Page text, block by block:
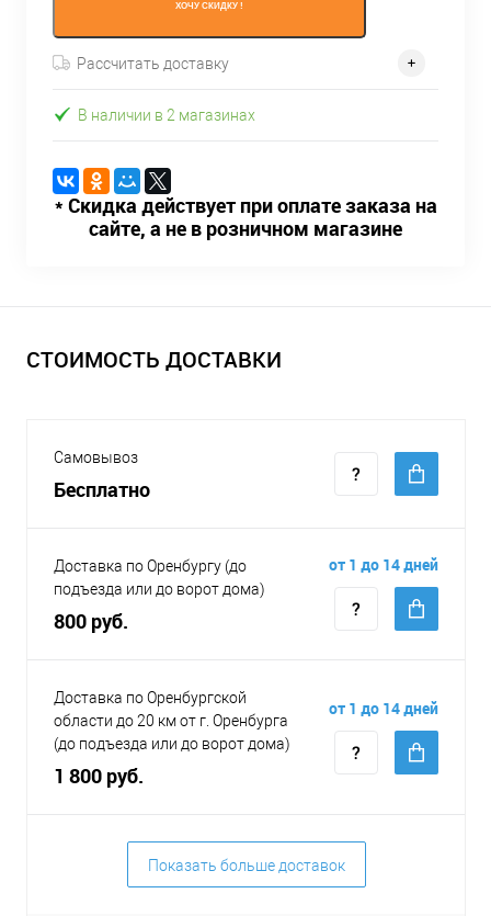
ХОЧУ СКИДКУ !
Рассчитать доставку
В наличии в 2 магазинах
* Скидка действует при оплате заказа на
сайте, а не в розничном магазине
СТОИМОСТЬ ДОСТАВКИ
Самовывоз
Бесплатно
Доставка по Оренбургу (до
подъезда или до ворот дома)
800 руб.
от 1 до 14 дней
Доставка по Оренбургской
области до 20 км от г. Оренбурга
(до подъезда или до ворот дома)
1 800 руб.
от 1 до 14 дней
Показать больше доставок